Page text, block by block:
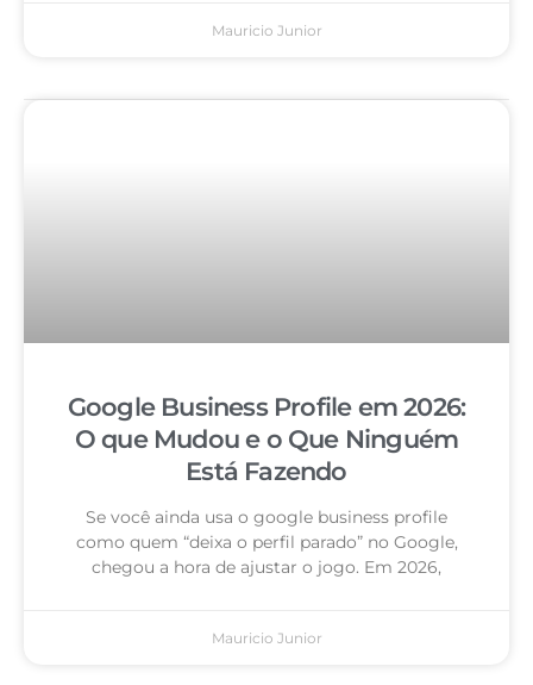
Mauricio Junior
Google Business Profile em 2026:
O que Mudou e o Que Ninguém
Está Fazendo
Se você ainda usa o google business profile
como quem “deixa o perfil parado” no Google,
chegou a hora de ajustar o jogo. Em 2026,
Mauricio Junior